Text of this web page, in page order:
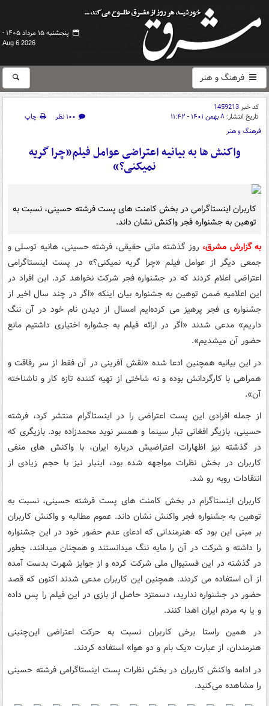
پنجشنبه ۱۵ مرداد ۱۴۰۵ -
Aug 6 2026
فرهنگ و هنر
کد خبر1459213
تاریخ انتشار: ۸ بهمن ۱۴۰۱ - ۱۱:۴۲ ۱۰۰ نظر
چاپ
فرهنگ و هنر
واکنش ها به بیانیه اعتراضی عوامل فیلم«چرا گریه
نمیکنی؟»
کاربران اینستاگرامی در بخش کامنت های پست فرشته حسینی، نسبت به
توهین به جشنواره فجر واکنش نشان داند.
به گزارش مشرق، روز گذشته مانی حقیقی، فرشته حسینی، هانیه توسلی و
جمعی دیگر از عوامل فیلم «چرا گریه نمیکنی؟» در پست اینستاگرامی
اعتراضی اعلام کردند که در جشنواره فجر شرکت نخواهد کرد. این افراد در
این اعلامیه ضمن توهین به جشنواره بیان اینکه «اگر در چند سال اخیر از
جشنواره ی فجر پرهیز می کرده‌ایم امسال از دیدن نام خود در آن ننگ
داریم» مدعی شدند «اگر در ارائه فیلم به جشواره اختیاری داشتیم مانع
حضور آن میشدیم».
در این بیانیه همچنین ادعا شده «نقش آفرینی در آن فقط از سر رفاقت و
همراهی با کارگردانش بوده و نه شاختی از تهیه کننده تازه کار و ناشناخته
آن».
از جمله افرادی این پست اعتراضی را در اینستاگرام منتشر کرد، فرشته
حسینی، بازیگر افغانی تبار سینما و همسر نوید محمدزاده بود. بازیگری که
در گذشته نیز اظهارات اعتراضیش درباره ایران، با واکنش های منفی
کاربران در بخش نظرات مواجهه شده بود، اینبار نیز با حجم زیادی از
انتقادات روبه رو شد.
کاربران اینستاگرام در بخش کامنت های پست فرشته حسینی، نسبت به
توهین به جشنواره فجر واکنش نشان داند. عموم مطالبه و واکنش کاربران
بر مبنی این بود که هنرمندانی که ادعای عدم حضور خود در این جشنواره
را داشته و شرکت در آن را مایه ننگ میدانستند و همچنان میدانند، چطور
در گذشته در این فستیوال ملی شرکت کرده و از جوایز شهرت بدست آمده
از آن استفاده می کردند. همچنین این کاربران مدعی شدند اکنون که قصد
حضور در جشنواره ندارید، دسمتزد حاصل از بازی در این فیلم را پس داده
و یا به مردم ایران اهدا کنند.
در همین راستا برخی کاربران نسبت به حرکت اعتراضی این‌چنینی
هنرمندان، از عبارت «یک بام و دو هوا» استفاده کردند.
در ادامه واکنش کاربران در بخش نظرات پست اینستاگرامی فرشته حسینی
را مشاهده می‌کنید.